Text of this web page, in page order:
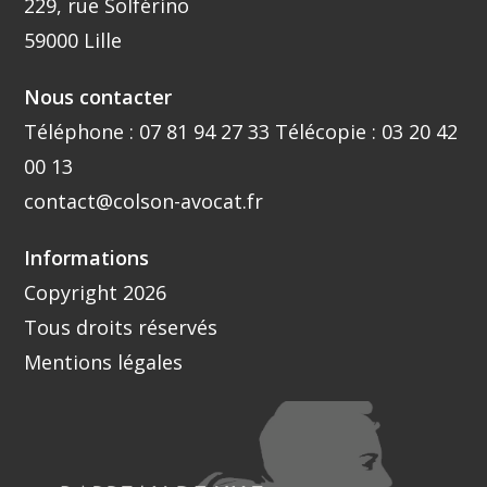
229, rue Solférino
59000 Lille
Nous contacter
Téléphone : 07 81 94 27 33 Télécopie : 03 20 42
00 13
contact@colson-avocat.fr
Informations
Copyright 2026
Tous droits réservés
Mentions légales